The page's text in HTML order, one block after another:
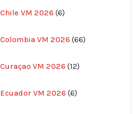
Chile VM 2026 6
produkter
Colombia VM 2026 66
produkter
Curaçao VM 2026 12
produkter
Ecuador VM 2026 6
produkter